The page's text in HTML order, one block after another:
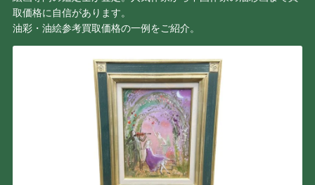
取価格に自信があります。
油彩・油絵参考買取価格の一例をご紹介。